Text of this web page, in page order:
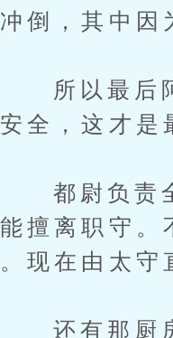
倒，其中因
以最后阿曼
全，这才是
尉负责全城
擅离职守。
现在由太守
有那厨房，